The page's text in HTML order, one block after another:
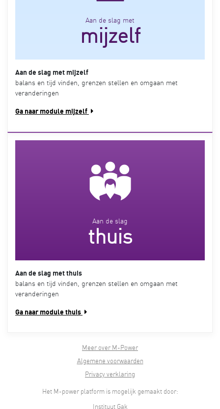
Aan de slag met
mijzelf
Aan de slag met mijzelf
balans en tijd vinden, grenzen stellen en omgaan met
veranderingen
Ga naar module mijzelf
Aan de slag
thuis
Aan de slag met thuis
balans en tijd vinden, grenzen stellen en omgaan met
veranderingen
Ga naar module thuis
Meer over M-Power
Algemene voorwaarden
Privacy verklaring
Het M-power platform is mogelijk gemaakt door:
Instituut Gak